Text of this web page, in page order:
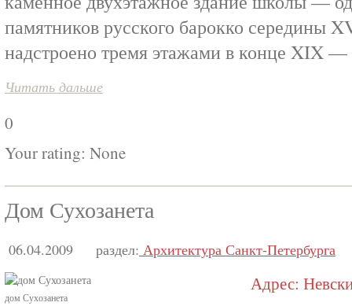
памятников русского барокко середины
надстроено тремя этажами в конце XIX —
Читать дальше
0
Your rating: None
Дом Сухозанета
06.04.2009 раздел: Архитектура Санкт-Петербурга
дом Сухозанета
Адрес: